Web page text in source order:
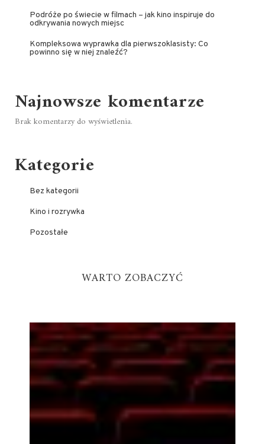
Podróże po świecie w filmach – jak kino inspiruje do
odkrywania nowych miejsc
Kompleksowa wyprawka dla pierwszoklasisty: Co
powinno się w niej znaleźć?
Najnowsze komentarze
Brak komentarzy do wyświetlenia.
Kategorie
Bez kategorii
Kino i rozrywka
Pozostałe
WARTO ZOBACZYĆ